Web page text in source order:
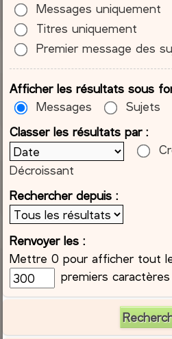
Messages uniquement
Titres uniquement
Premier message des
Afficher les résultats sous
Messages
Sujets
Classer les résultats par :
Décroissant
Rechercher depuis :
Renvoyer les :
Mettre 0 pour afficher tout
premiers